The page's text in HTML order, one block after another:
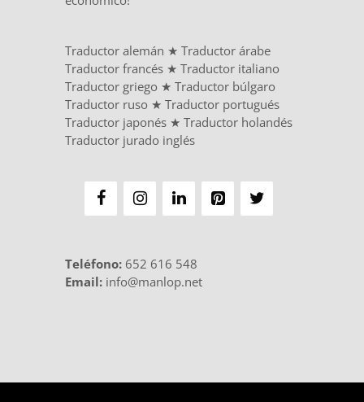
Traductor alemán ★ Traductor árabe
Traductor francés ★ Traductor italiano
Traductor griego ★ Traductor búlgaro
Traductor ruso ★ Traductor portugués
Traductor japonés ★ Traductor holandés
Traductor jurado inglés
Teléfono: 652 616 548
Email: info@manlop.net